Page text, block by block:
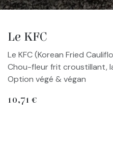
Le KFC
Le KFC (Korean Fried
Chou-fleur frit croustillant,
Option végé & végan
10,71 €